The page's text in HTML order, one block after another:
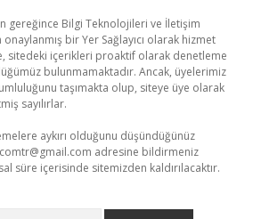
gereğince Bilgi Teknolojileri ve İletişim
bir Yer Sağlayıcı olarak hizmet
sitedeki içerikleri proaktif olarak denetleme
bulunmamaktadır. Ancak, üyelerimiz
taşımakta olup, siteye üye olarak
sayılırlar.
aykırı olduğunu düşündüğünüz
adresine bildirmeniz
süre içerisinde sitemizden kaldırılacaktır.